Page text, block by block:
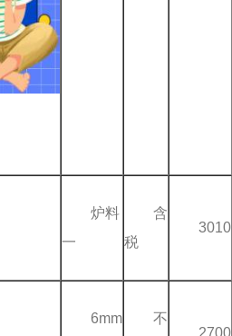
炉料
一
含
税
3010
6mm
不
2700